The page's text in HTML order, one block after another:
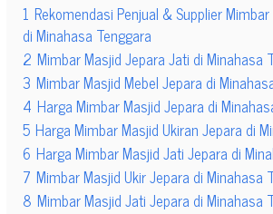
1 Rekomendasi Penjual & Supplier
di Minahasa Tenggara
2 Mimbar Masjid Jepara Jati di Minahasa
3 Mimbar Masjid Mebel Jepara di
4 Harga Mimbar Masjid Jepara di
5 Harga Mimbar Masjid Ukiran Jepara di
6 Harga Mimbar Masjid Jati Jepara di
7 Mimbar Masjid Ukir Jepara di Minahasa
8 Mimbar Masjid Jati Jepara di Minahasa